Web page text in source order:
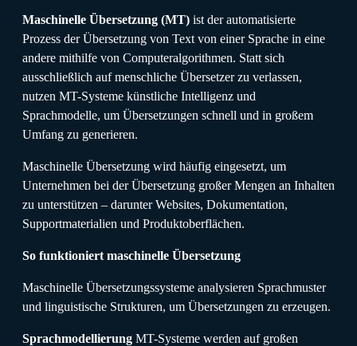
Maschinelle Übersetzung (MT) ist der automatisierte
Prozess der Übersetzung von Text von einer Sprache in eine
andere mithilfe von Computeralgorithmen. Statt sich
ausschließlich auf menschliche Übersetzer zu verlassen,
nutzen MT-Systeme künstliche Intelligenz und
Sprachmodelle, um Übersetzungen schnell und in großem
Umfang zu generieren.
Maschinelle Übersetzung wird häufig eingesetzt, um
Unternehmen bei der Übersetzung großer Mengen an Inhalten
zu unterstützen – darunter Websites, Dokumentation,
Supportmaterialien und Produktoberflächen.
So funktioniert maschinelle Übersetzung
Maschinelle Übersetzungssysteme analysieren Sprachmuster
und linguistische Strukturen, um Übersetzungen zu erzeugen.
Sprachmodellierung MT-Systeme werden auf großen